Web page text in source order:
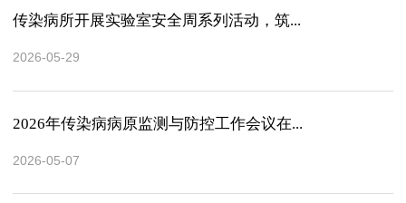
传染病所开展实验室安全周系列活动，筑...
2026-05-29
2026年传染病病原监测与防控工作会议在...
2026-05-07